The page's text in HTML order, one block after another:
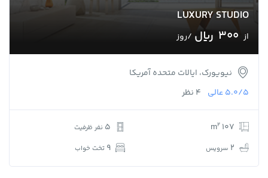
LUXURY STUDIO
از 300 ﷼ /روز
نیویورک، ایالات متحده آمریکا
5.0/5عالی 4 نظر
107 m
2
2 سرویس
5 نفر ظرفیت
9 تخت خواب